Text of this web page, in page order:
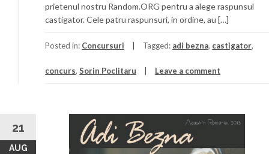
prietenul nostru Random.ORG pentru a alege raspunsul
castigator. Cele patru raspunsuri, in ordine, au […]
Posted in: Concursuri Tagged: adi bezna, castigator,
concurs, Sorin Poclitaru Leave a comment
21
AUG